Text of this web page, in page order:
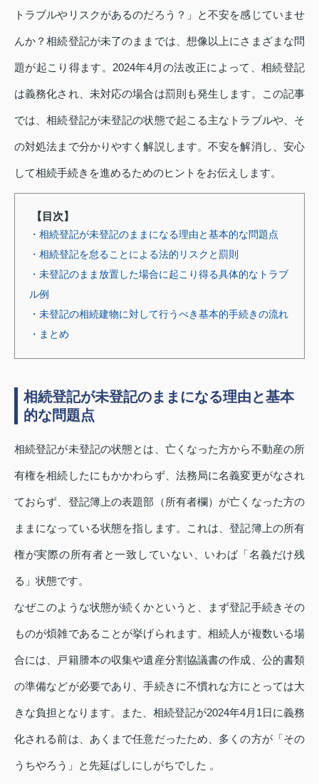
トラブルやリスクがあるのだろう？」と不安を感じていませ
んか？相続登記が未了のままでは、想像以上にさまざまな問
題が起こり得ます。2024年4月の法改正によって、相続登記
は義務化され、未対応の場合は罰則も発生します。この記事
では、相続登記が未登記の状態で起こる主なトラブルや、そ
の対処法まで分かりやすく解説します。不安を解消し、安心
して相続手続きを進めるためのヒントをお伝えします。
【目次】
・相続登記が未登記のままになる理由と基本的な問題点
・相続登記を怠ることによる法的リスクと罰則
・未登記のまま放置した場合に起こり得る具体的なトラブ
ル例
・未登記の相続建物に対して行うべき基本的手続きの流れ
・まとめ
相続登記が未登記のままになる理由と基本
的な問題点
相続登記が未登記の状態とは、亡くなった方から不動産の所
有権を相続したにもかかわらず、法務局に名義変更がなされ
ておらず、登記簿上の表題部（所有者欄）が亡くなった方の
ままになっている状態を指します。これは、登記簿上の所有
権が実際の所有者と一致していない、いわば「名義だけ残
る」状態です。
なぜこのような状態が続くかというと、まず登記手続きその
ものが煩雑であることが挙げられます。相続人が複数いる場
合には、戸籍謄本の収集や遺産分割協議書の作成、公的書類
の準備などが必要であり、手続きに不慣れな方にとっては大
きな負担となります。また、相続登記が2024年4月1日に義務
化される前は、あくまで任意だったため、多くの方が「その
うちやろう」と先延ばしにしがちでした 。